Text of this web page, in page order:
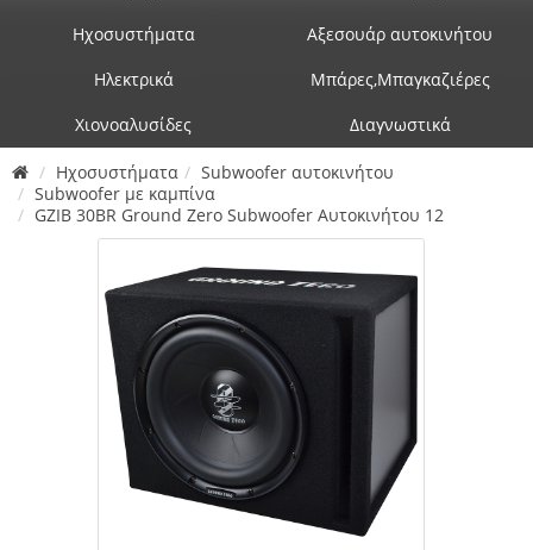
Ηχοσυστήματα
Αξεσουάρ αυτοκινήτου
Ηλεκτρικά
Μπάρες,Μπαγκαζιέρες
Χιονοαλυσίδες
Διαγνωστικά
Ηχοσυστήματα
Subwoofer αυτοκινήτου
Subwoofer με καμπίνα
GZIB 30BR Ground Zero Subwoofer Αυτοκινήτου 12